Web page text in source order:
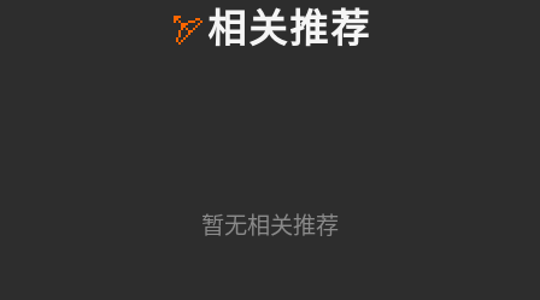
🏹相关推荐
暂无相关推荐